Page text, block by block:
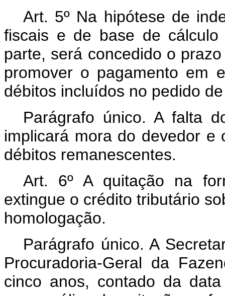
Art. 5º Na hipótese de
fiscais e de base de
parte, será concedido o
promover o pagamento em
débitos incluídos no pedido
Parágrafo único. A falta
implicará mora do devedor e
débitos remanescentes.
Art. 6º A quitação na
extingue o crédito tributário
homologação.
Parágrafo único. A
Procuradoria-Geral da
cinco anos, contado da